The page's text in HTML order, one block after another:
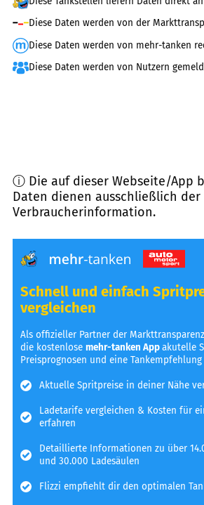
Diese Daten werden von der
Diese Daten werden von mehr-tanken
Diese Daten werden von Nutzern
ⓘ Die auf dieser Webseite/App
Daten dienen ausschließlich der
Verbraucherinformation.
Schnell und einfach
vergleichen
Als offizieller Partner der
die kostenlosemehr-tanken Appakutelle
Preisprognosen und eine Tankempfehlung
Aktuelle Spritpreise in deiner Nähe
Ladetarife vergleichen & Kosten für
erfahren
Detaillierte Informationen zu über
und 30.000 Ladesäulen
Flizzi empfiehlt dir den optimalen